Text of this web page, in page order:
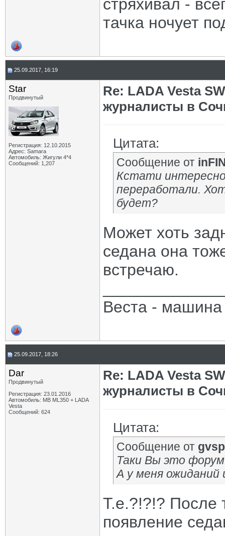
стряхивал -
тачка ночует
25.09.2017, 16:19
Star
Продвинутый
Регистрация: 12.10.2015
Адрес: Samara
Автомобиль: Жигули 4*4
Сообщений: 1,207
Re: LADA Vesta
журналисты в
Цитата:
Сообщение от
Кстати
переработали.
будет?
Может хоть
седана она
встречаю.
Веста - машина
25.09.2017, 18:26
Dar
Продвинутый
Регистрация: 23.01.2016
Автомобиль: MB ML350 + LADA
Vesta
Сообщений: 624
Re: LADA Vesta
журналисты в
Цитата:
Сообщение от gvsp
Таки Вы это
А у меня ожиданий
Т.е.?!?!? После
появление